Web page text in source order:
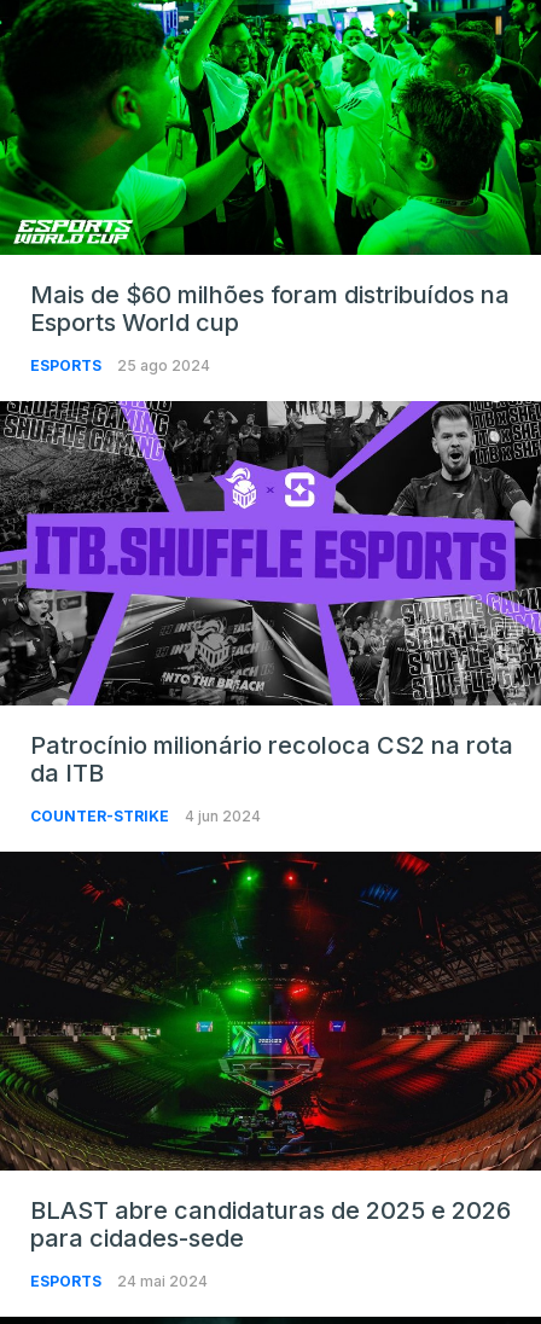
Mais de $60 milhões foram distribuídos na
Esports World cup
ESPORTS 25 ago 2024
Patrocínio milionário recoloca CS2 na rota
da ITB
COUNTER-STRIKE 4 jun 2024
BLAST abre candidaturas de 2025 e 2026
para cidades-sede
ESPORTS 24 mai 2024